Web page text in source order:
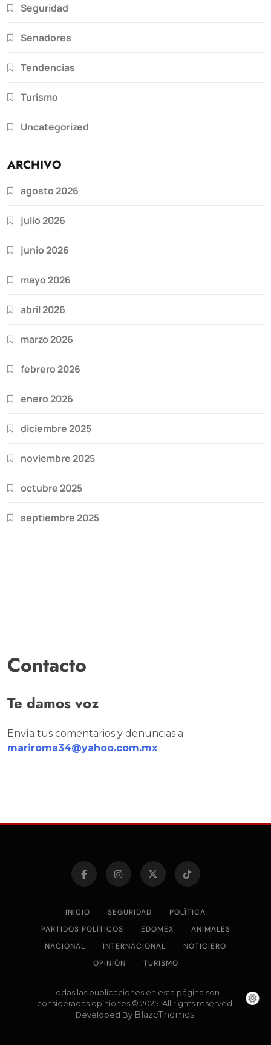
Seguridad
Senadores
Tendencias
Turismo
Uncategorized
ARCHIVO
agosto 2026
julio 2026
junio 2026
mayo 2026
abril 2026
marzo 2026
febrero 2026
enero 2026
diciembre 2025
noviembre 2025
octubre 2025
septiembre 2025
Contacto
Te damos voz
Envía tus comentarios y denuncias a
mariroma34@yahoo.com.mx
INICIO SEGURIDAD
POLÍTICA
PARTIDOS POLÍTICOS
EDOMEX
ANIMALES
NACIONAL
INTERNACIONAL
NOTICIERO
OPINIÓN
TURISMO
Todas las publicaciones en esta página son
consideradas opiniones © 2025. All rights reserved.
Developed By BlazeThemes.